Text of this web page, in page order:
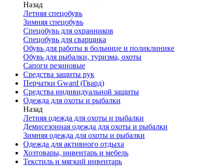
Назад
Летняя спецобувь
Зимняя спецобувь
Спецобувь для охранников
Спецобувь для сварщика
Обувь для работы в больнице и поликлинике
Обувь для рыбалки, туризма, охоты
Сапоги резиновые
Средства защиты рук
Перчатки Gward (Гвард)
Средства индивидуальной защиты
Одежда для охоты и рыбалки
Назад
Летняя одежда для охоты и рыбалки
Демисезонная одежда для охоты и рыбалки
Зимняя одежда для охоты и рыбалки
Одежда для активного отдыха
Хозтовары, инвентарь и мебель
Текстиль и мягкий инвентарь